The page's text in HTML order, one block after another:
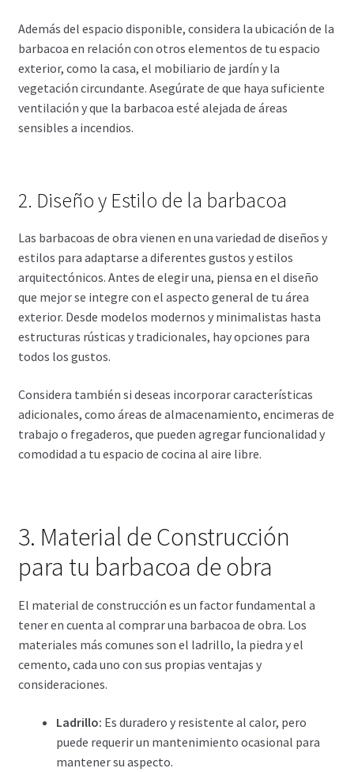
Además del espacio disponible, considera la ubicación de la
barbacoa en relación con otros elementos de tu espacio
exterior, como la casa, el mobiliario de jardín y la
vegetación circundante. Asegúrate de que haya suficiente
ventilación y que la barbacoa esté alejada de áreas
sensibles a incendios.
2. Diseño y Estilo de la barbacoa
Las barbacoas de obra vienen en una variedad de diseños y
estilos para adaptarse a diferentes gustos y estilos
arquitectónicos. Antes de elegir una, piensa en el diseño
que mejor se integre con el aspecto general de tu área
exterior. Desde modelos modernos y minimalistas hasta
estructuras rústicas y tradicionales, hay opciones para
todos los gustos.
Considera también si deseas incorporar características
adicionales, como áreas de almacenamiento, encimeras de
trabajo o fregaderos, que pueden agregar funcionalidad y
comodidad a tu espacio de cocina al aire libre.
3. Material de Construcción
para tu barbacoa de obra
El material de construcción es un factor fundamental a
tener en cuenta al comprar una barbacoa de obra. Los
materiales más comunes son el ladrillo, la piedra y el
cemento, cada uno con sus propias ventajas y
consideraciones.
Ladrillo: Es duradero y resistente al calor, pero
puede requerir un mantenimiento ocasional para
mantener su aspecto.